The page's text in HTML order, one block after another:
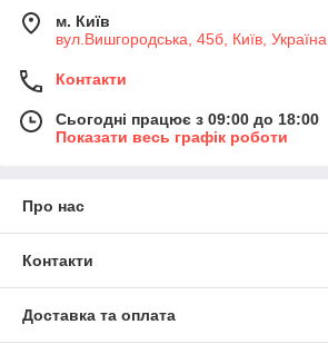
м. Київ
вул.Вишгородська, 45б, Київ, Україна
Контакти
Сьогодні працює з 09:00 до 18:00
Показати весь графік роботи
Про нас
Контакти
Доставка та оплата